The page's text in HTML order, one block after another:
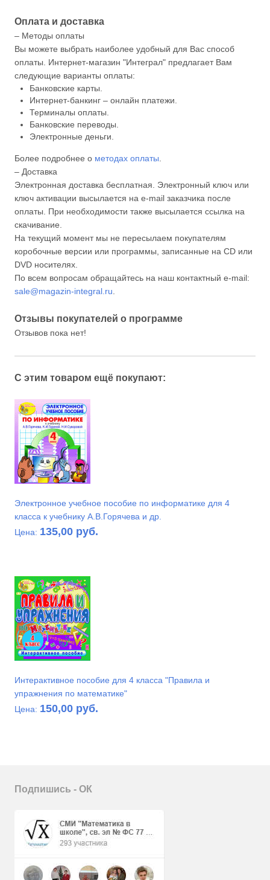
Оплата и доставка
– Методы оплаты
Вы можете выбрать наиболее удобный для Вас способ
оплаты. Интернет-магазин "Интеграл" предлагает Вам
следующие варианты оплаты:
Банковские карты.
Интернет-банкинг – онлайн платежи.
Терминалы оплаты.
Банковские переводы.
Электронные деньги.
Более подробнее о методах оплаты
– Доставка
Электронная доставка бесплатная. Электронный ключ или
ключ активации высылается на e-mail заказчика после
оплаты. При необходимости также высылается ссылка на
скачивание.
На текущий момент мы не пересылаем покупателям
коробочные версии или программы, записанные на CD или
DVD носителях.
По всем вопросам обращайтесь на наш контактный e-mail:
sale@magazin-integral.ru
Отзывы покупателей о программе
Отзывов пока нет!
С этим товаром ещё покупают:
Электронное учебное пособие по информатике для 4
класса к учебнику А.В.Горячева и др.
Цена: 135,00 руб.
Интерактивное пособие для 4 класса "Правила и
упражнения по математике"
Цена: 150,00 руб.
Подпишись - ОК